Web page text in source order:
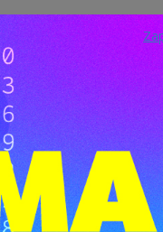
na Slovenski cesti
Blagajna:
041 33 33
Abonma
031 33 33
040 33 33